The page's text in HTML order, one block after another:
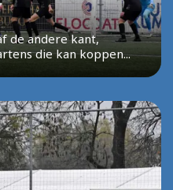
de andere kant,
die kan koppen...